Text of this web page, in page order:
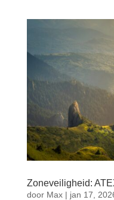
Zoneveiligheid:
door Max| jan 17,